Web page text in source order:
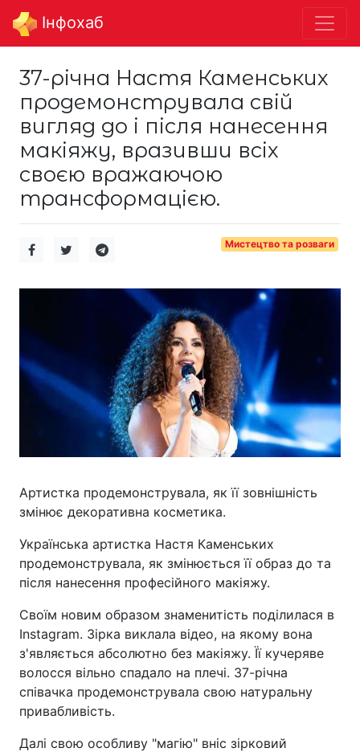
Інфохаб
37-річна Настя Каменських
продемонструвала свій
вигляд до і після нанесення
макіяжу, вразивши всіх
своєю вражаючою
трансформацією.
Мистецтво та розваги
Артистка продемонструвала, як її зовнішність
змінює декоративна косметика.
Українська артистка Настя Каменських
продемонструвала, як змінюється її образ до та
після нанесення професійного макіяжу.
Своїм новим образом знаменитість поділилася в
Instagram. Зірка виклала відео, на якому вона
з'являється абсолютно без макіяжу. Її кучеряве
волосся вільно спадало на плечі. 37-річна
співачка продемонструвала свою натуральну
привабливість.
Далі свою особливу "магію" вніс зірковий